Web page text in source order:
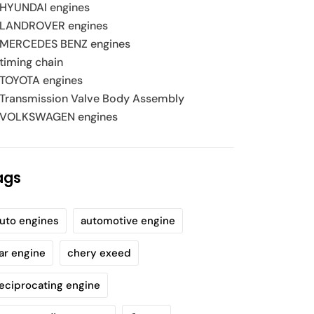
HYUNDAI engines
LANDROVER engines
MERCEDES BENZ engines
timing chain
TOYOTA engines
Transmission Valve Body Assembly
VOLKSWAGEN engines
engines automotive engine
engine chery exeed
engine